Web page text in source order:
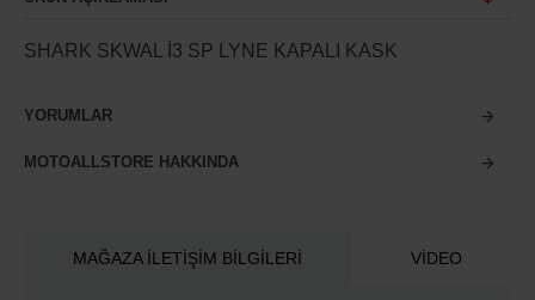
SHARK SKWAL İ3 SP LYNE KAPALI KASK
YORUMLAR
MOTOALLSTORE HAKKINDA
MAĞAZA İLETIŞIM BILGILERI VIDEO